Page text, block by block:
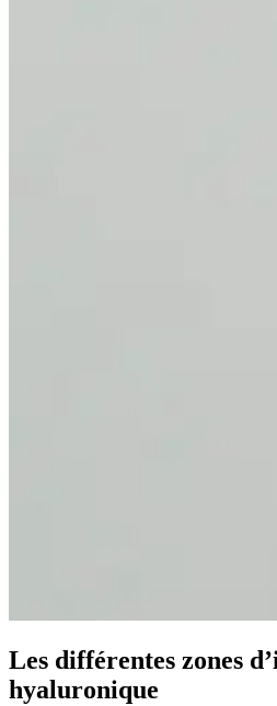
Les différentes zones
hyaluronique